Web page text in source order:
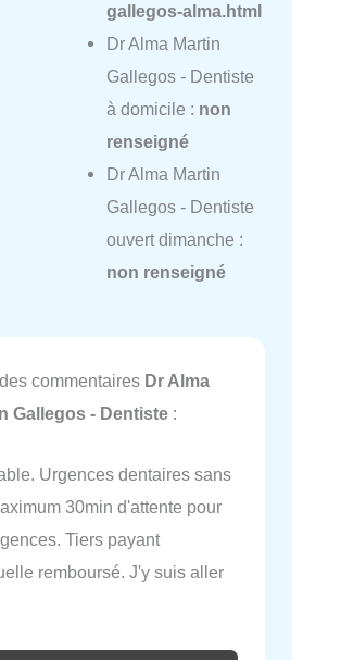
gallegos-alma.html
Dr Alma Martin
Gallegos - Dentiste
à domicile : non
renseigné
Dr Alma Martin
Gallegos - Dentiste
ouvert dimanche :
non renseigné
commentaires Dr Alma
Gallegos - Dentiste :
Urgences dentaires sans
30min d'attente pour
Tiers payant
remboursé. J'y suis aller